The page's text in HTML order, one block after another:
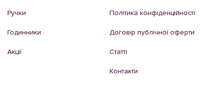
Ручки
Годинники
Акції
Політика конфіденційності
Договір публічної оферти
Статті
Контакти